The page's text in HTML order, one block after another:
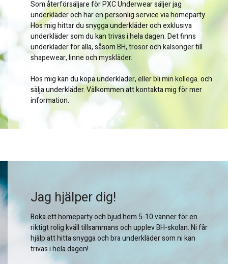
Som återförsäljare för PXC Underwear säljer jag
underkläder och har en personlig service via homeparty.
Hos mig hittar du snygga underkläder och exklusiva
underkläder som du kan trivas i hela dagen. Det finns
underkläder för alla, såsomBH,trosorochkalsongertill
shapewear,linneochmyskläder.
Hos mig kan du köpa underkläder, ellerbli min kollega. och
sälja underkläder. Välkommen att kontakta mig för mer
information.
Jag hjälper dig!
Boka ett homeparty och bjud hem 5-10 vänner för en
riktigt rolig kväll tillsammans och upplev BH-skolan. Ni får
hjälp att hitta snygga och bra underkläder som ni kan
trivas i hela dagen!